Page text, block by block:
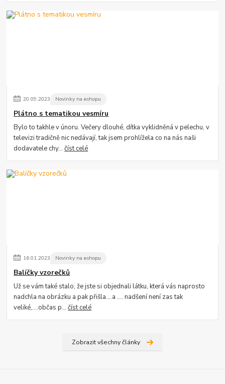
20.09.2023 Novinky na eshopu
Plátno s tematikou vesmíru
Bylo to takhle v únoru. Večery dlouhé, dítka vyklidněná v pelechu, v
televizi tradičně nic nedávají, tak jsem prohlížela co na nás naši
dodavatele chy...číst celé
16.01.2023 Novinky na eshopu
Balíčky vzorečků
Už se vám také stalo, že jste si objednali látku, která vás naprosto
nadchla na obrázku a pak přišla....a .... nadšení není zas tak
veliké,....občas p...číst celé
Zobrazit všechny články